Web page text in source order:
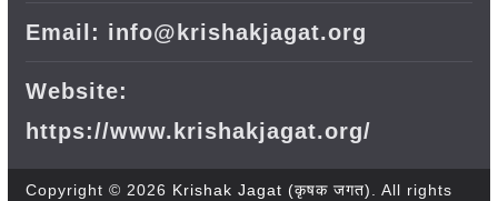
Email: info@krishakjagat.org
Website:
https://www.krishakjagat.org/
Copyright © 2026 Krishak Jagat (कृषक जगत)
. All rights